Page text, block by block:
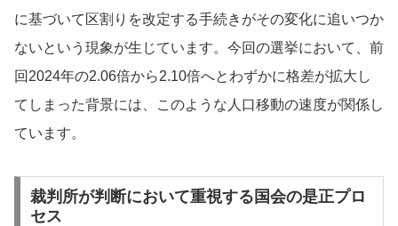
に基づいて区割りを改定する手続きがその変化に追いつか
ないという現象が生じています。今回の選挙において、前
回2024年の2.06倍から2.10倍へとわずかに格差が拡大し
てしまった背景には、このような人口移動の速度が関係し
ています。
裁判所が判断において重視する国会の是正プロ
セス